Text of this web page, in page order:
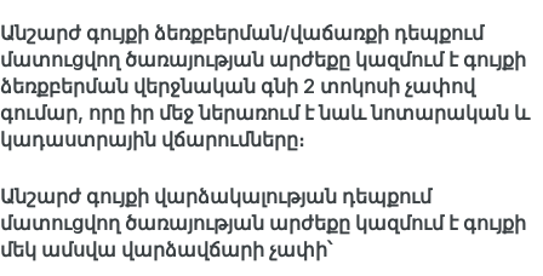
Անշարժ գույքի ձեռքբերման/վաճառքի դեպքում
մատուցվող ծառայության արժեքը կազմում է գույքի
ձեռքբերման վերջնական գնի 2 տոկոսի չափով
գումար, որը իր մեջ ներառում է նաև նոտարական և
կադաստրային վճարումները։
Անշարժ գույքի վարձակալության դեպքում
մատուցվող ծառայության արժեքը կազմում է գույքի
մեկ ամսվա վարձավճարի չափի՝